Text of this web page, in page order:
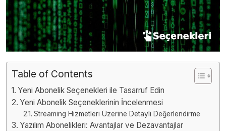
Table of Contents
Yeni Abonelik Seçenekleri ile Tasarruf Edin
Yeni Abonelik Seçeneklerinin İncelenmesi
Streaming Hizmetleri Üzerine Detaylı Değerlendirme
Yazılım Abonelikleri: Avantajlar ve Dezavantajlar